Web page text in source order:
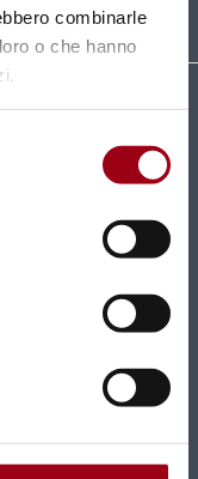
combinarle
o che hanno
Padova
"Antonio
Padova